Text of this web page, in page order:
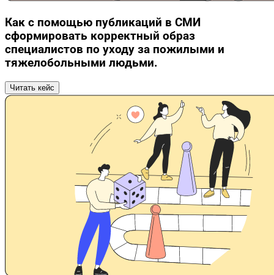
Как с помощью публикаций в СМИ
сформировать корректный образ
специалистов по уходу за пожилыми и
тяжелобольными людьми.
Читать кейс